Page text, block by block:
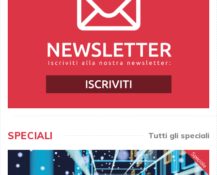
SPECIALI Tutti gli speciali
Speciale